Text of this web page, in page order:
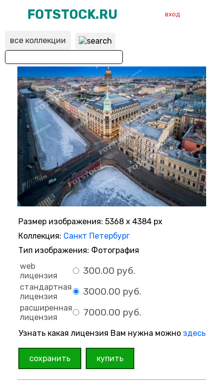
FOTSTOCK.RU
ВХОД
РЕГИСТРАЦИЯ
вход
все коллекции
Размер изображения: 5368 x 4384 px
Коллекция: Санкт Петербург
Тип изображения: Фотография
web
лицензия
300.00 руб.
стандартная
лицензия
3000.00 руб.
расширенная
лицензия
7000.00 руб.
Узнать какая лицензия Вам нужна можно здесь
сохранить купить